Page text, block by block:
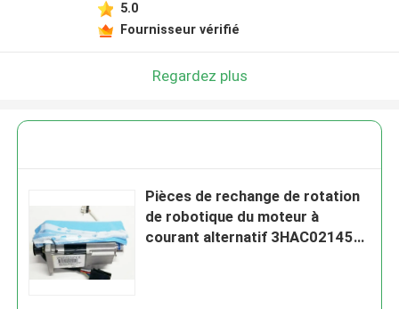
5.0
Fournisseur vérifié
Regardez plus
Pièces de rechange de rotation
de robotique du moteur à
courant alternatif 3HAC021457-